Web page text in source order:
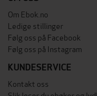
Om Ebok.no
Ledige stillinger
Følg oss på Facebook
Følg oss på Instagram
KUNDESERVICE
Kontakt oss